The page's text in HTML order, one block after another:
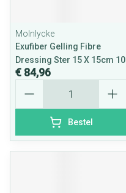
Molnlycke
Exufiber Gelling Fibre
Dressing Ster 15 X 15cm 10
€ 84,96
Bestel